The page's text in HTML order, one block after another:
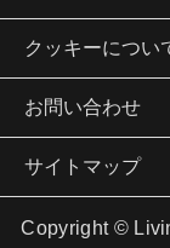
クッキーについ
お問い合わせ
サイトマップ
Copyright ©